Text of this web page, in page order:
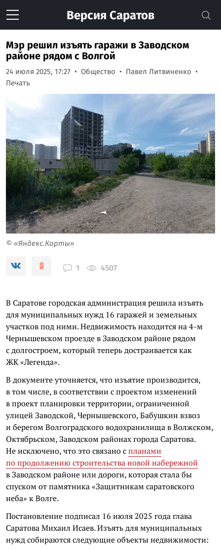
Версия Саратов
Мэр решил изъять гаражи в Заводском
районе рядом с Волгой
24 июля 2025, 17:27 Общество
Павел Литвиненко
Печать
© «Яндекс.Карты»
1 4507
В Саратове городская администрация решила изъять
для муниципальных нужд 16 гаражей и земельных
участков под ними. Недвижимость находится на 4-м
Чернышевском проезде в Заводском районе рядом
с долгостроем, который теперь достраивается как
ЖК «Легенда».
В документе уточняется, что изъятие производится,
в том числе, в соответствии с проектом изменений
в проект планировки территории, ограниченной
улицей Заводской, Чернышевского, Бабушкин взвоз
и берегом Волгоградского водохранилища в Волжском,
Октябрьском, Заводском районах города Саратова.
Не исключено, что это связано спланами
по продолжению строительства новой набережной
в Заводском районе или дороги, которая стала бы
спуском от памятника «Защитникам саратовского
неба» к Волге.
Постановление подписал 16 июля 2025 года глава
Саратова Михаил Исаев. Изъять для муниципальных
нужд собираются следующие объекты недвижимости: